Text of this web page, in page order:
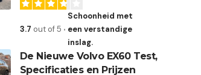
3.7 out of 5
Schoonheid met
een verstandige
inslag.
De Nieuwe Volvo EX60 Test,
Specificaties en Prijzen